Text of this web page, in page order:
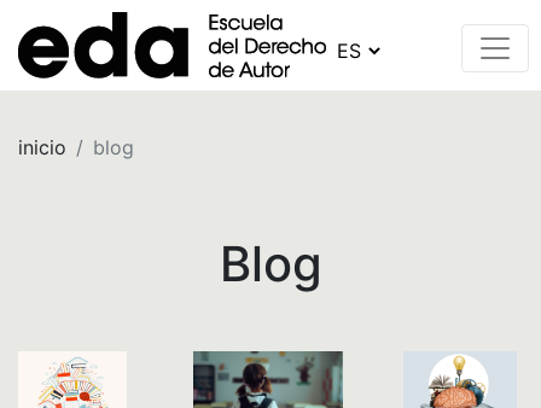
inicio blog
Blog